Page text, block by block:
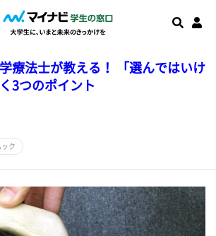
療法士が教える！ 「選んではいけ
3つのポイント
ック